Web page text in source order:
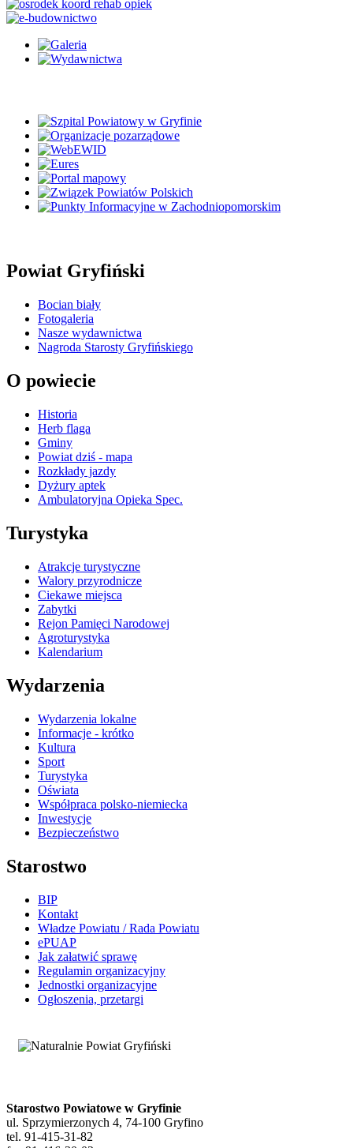
Powiat Gryfiński
Bocian biały
Fotogaleria
Nasze wydawnictwa
Nagroda Starosty Gryfińskiego
O powiecie
Historia
Herb flaga
Gminy
Powiat dziś - mapa
Rozkłady jazdy
Dyżury aptek
Ambulatoryjna Opieka Spec.
Turystyka
Atrakcje turystyczne
Walory przyrodnicze
Ciekawe miejsca
Zabytki
Rejon Pamięci Narodowej
Agroturystyka
Kalendarium
Wydarzenia
Wydarzenia lokalne
Informacje - krótko
Kultura
Sport
Turystyka
Oświata
Współpraca polsko-niemiecka
Inwestycje
Bezpieczeństwo
Starostwo
BIP
Kontakt
Władze Powiatu / Rada Powiatu
ePUAP
Jak załatwić sprawę
Regulamin organizacyjny
Jednostki organizacyjne
Ogłoszenia, przetargi
Starostwo Powiatowe w Gryfinie
ul. Sprzymierzonych 4, 74-100 Gryfino
tel. 91-415-31-82